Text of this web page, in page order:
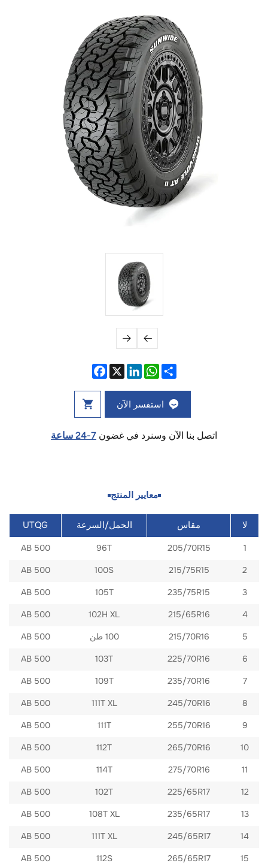
استفسر الآن
اتصل بنا الآن وسنرد في غضون 7-24 ساعة
معايير المنتج
لا مقاس الحمل/السرعة UTQG
1
205/70R15
96T
500 AB
2
215/75R15
100S
500 AB
3
235/75R15
105T
500 AB
4
215/65R16
102H XL
500 AB
5
215/70R16 100 طن 500 AB
6
225/70R16
103T
500 AB
7
235/70R16
109T
500 AB
8
245/70R16
111T XL
500 AB
9
255/70R16
111T
500 AB
10
265/70R16
112T
500 AB
11
275/70R16
114T
500 AB
12
225/65R17
102T
500 AB
13
235/65R17
108T XL
500 AB
14
245/65R17
111T XL
500 AB
15
265/65R17
112S
500 AB